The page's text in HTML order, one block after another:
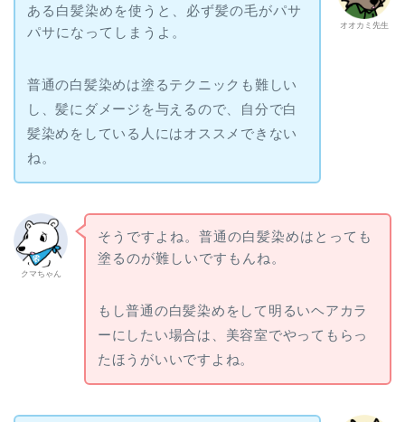
オオカミ先生
ある白髪染めを使うと、必ず髪の毛がパサ
パサになってしまうよ。
普通の白髪染めは塗るテクニックも難しい
し、髪にダメージを与えるので、自分で白
髪染めをしている人にはオススメできない
ね。
クマちゃん
そうですよね。普通の白髪染めはとっても
塗るのが難しいですもんね。
もし普通の白髪染めをして明るいヘアカラ
ーにしたい場合は、美容室でやってもらっ
たほうがいいですよね。